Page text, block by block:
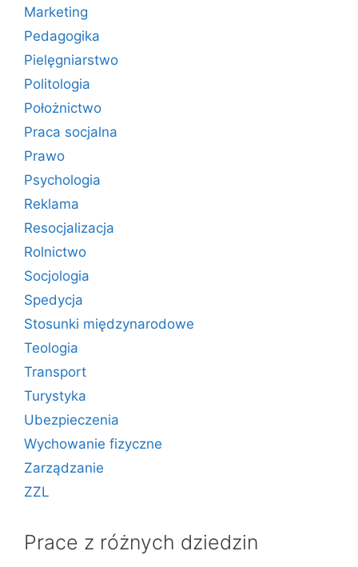
Marketing
Pedagogika
Pielęgniarstwo
Politologia
Położnictwo
Praca socjalna
Prawo
Psychologia
Reklama
Resocjalizacja
Rolnictwo
Socjologia
Spedycja
Stosunki międzynarodowe
Teologia
Transport
Turystyka
Ubezpieczenia
Wychowanie fizyczne
Zarządzanie
ZZL
Prace z różnych dziedzin